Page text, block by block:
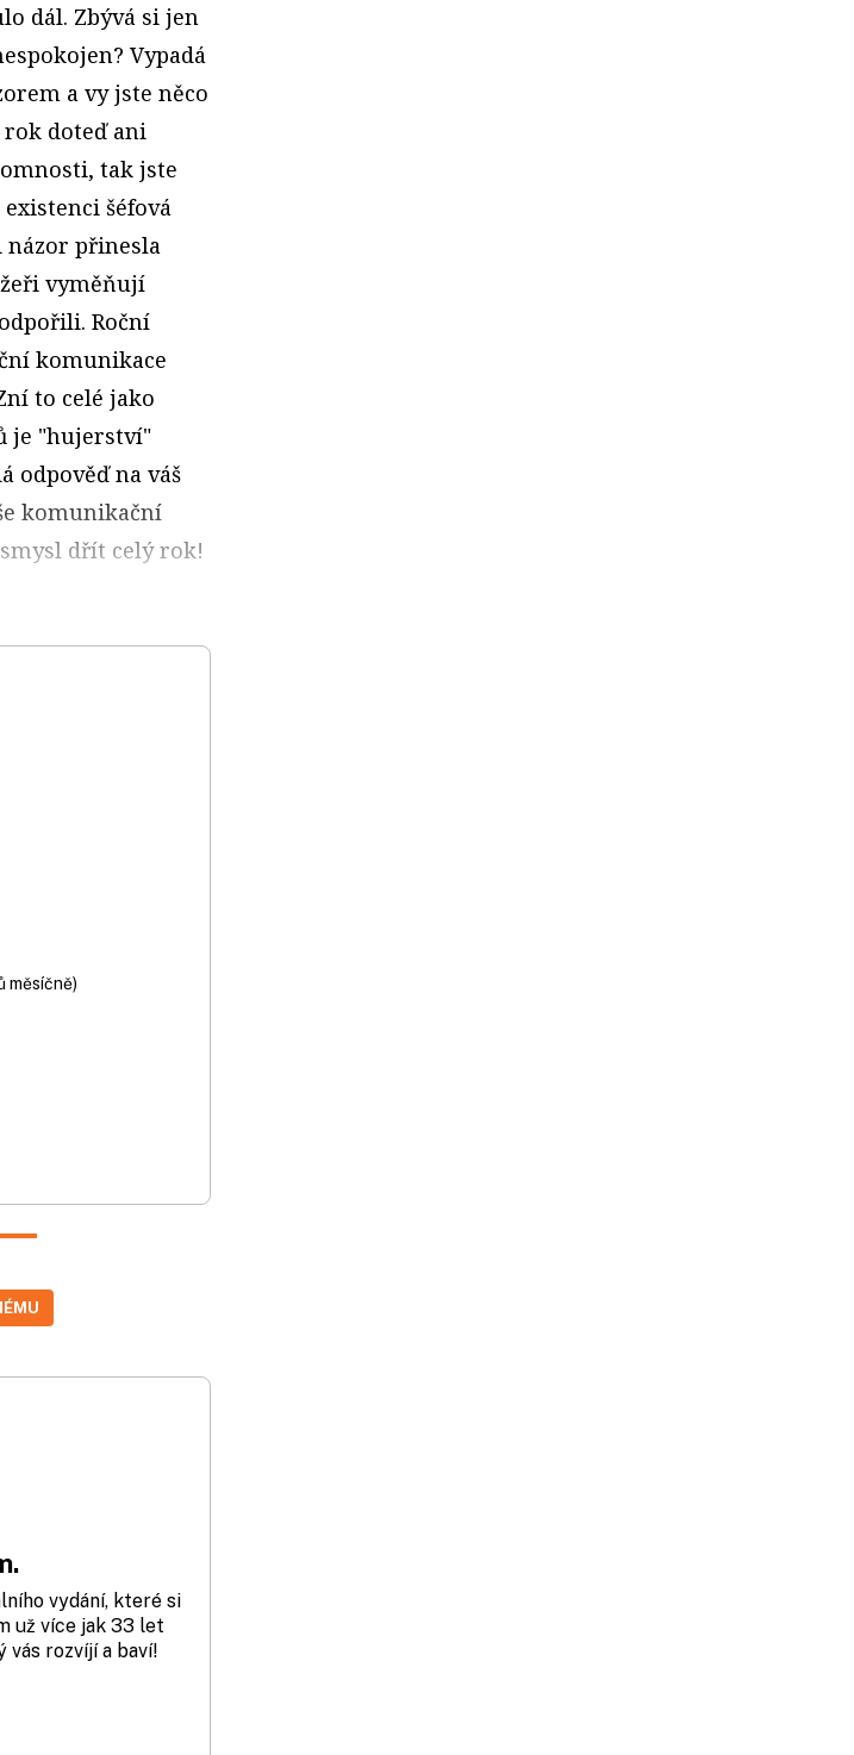
dál. Zbývá si jen
Vypadá
a vy jste něco
doteď ani
tak jste
šéfová
názor přinesla
vyměňují
Roční
komunikace
to celé jako
je "hujerství"
odpověď na váš
komunikační
dřít celý rok!
měsíčně)
vydání, které si
už více jak 33 let
vás rozvíjí a baví!